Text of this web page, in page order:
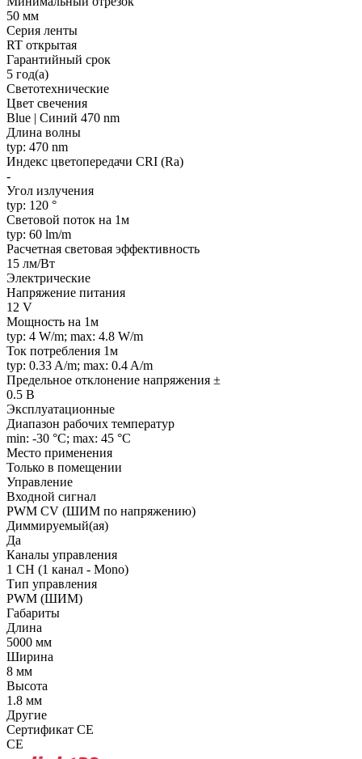
50 мм
Серия ленты
RT открытая
Гарантийный срок
5 год(а)
Светотехнические
Цвет свечения
Blue | Синий 470 nm
Длина волны
typ: 470 nm
Индекс цветопередачи CRI (Ra)
-
Угол излучения
typ: 120 °
Световой поток на 1м
typ: 60 lm/m
Расчетная световая эффективность
15 лм/Вт
Электрические
Напряжение питания
12 V
Мощность на 1м
typ: 4 W/m; max: 4.8 W/m
Ток потребления 1м
typ: 0.33 A/m; max: 0.4 A/m
Предельное отклонение напряжения ±
0.5 В
Эксплуатационные
Диапазон рабочих температур
min: -30 °C; max: 45 °C
Место применения
Только в помещении
Управление
Входной сигнал
PWM СV (ШИМ по напряжению)
Диммируемый(ая)
Да
Каналы управления
1 CH (1 канал - Mono)
Тип управления
PWM (ШИМ)
Габариты
Длина
5000 мм
Ширина
8 мм
Высота
1.8 мм
Другие
Сертификат CE
CE